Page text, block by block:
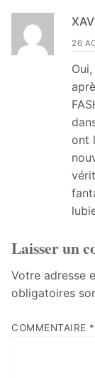
26
ont
Laisser un
Votre adresse
obligatoires
COMMENTAIRE *